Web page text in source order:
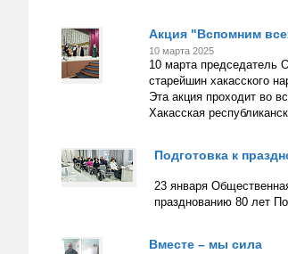
Акция "Вспомним
10 марта 2025
10 марта председатель
старейшин хакасского
Эта акция проходит во
Хакасская
Подготовка к
23 января
празднованию 80 лет
Вместе – мы сила